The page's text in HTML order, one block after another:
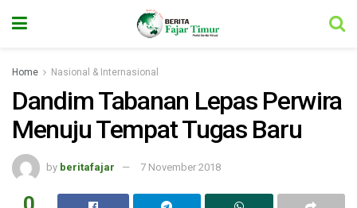
Home Nasional & Internasional
Dandim Tabanan Lepas Perwira
Menuju Tempat Tugas Baru
by beritafajar 7 November 2018